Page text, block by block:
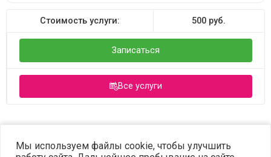
Стоимость услуги: 500 руб.
Записаться
Все услуги
©2023 OPTIMA. Все права защищены.
Мы используем файлы cookie, чтобы улучшить